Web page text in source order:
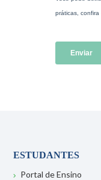
ESTUDANTES
Portal de Ensino